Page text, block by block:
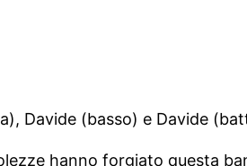
Davide (basso) e Davide
hanno forgiato questa